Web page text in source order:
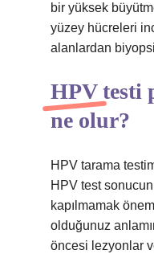
bir yüksek
yüzey hücreleri
alanlardan biyopsi
HPV testi
ne olur?
HPV tarama
HPV test
kapılmamak
olduğunuz
öncesi lezyonlar